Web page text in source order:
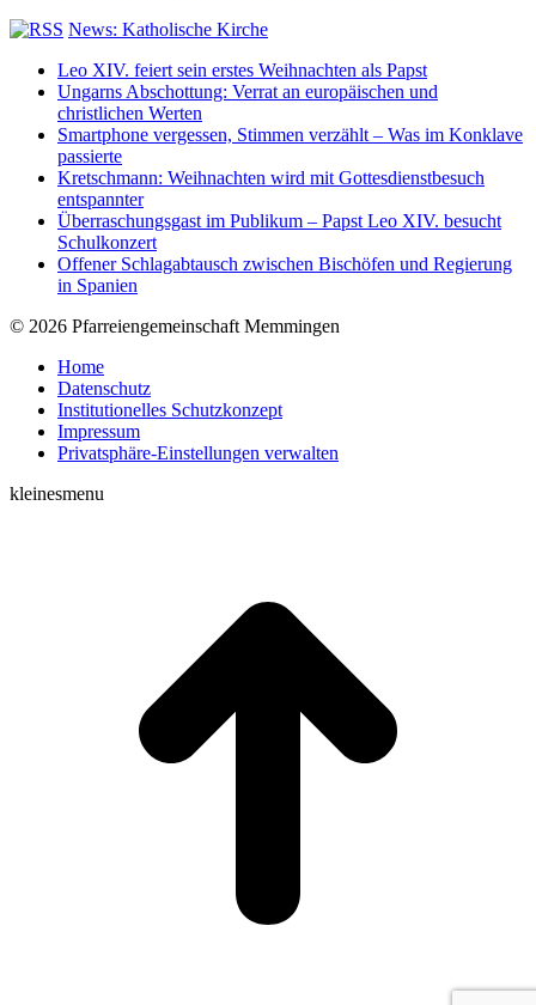
News: Katholische Kirche
Leo XIV. feiert sein erstes Weihnachten als Papst
Ungarns Abschottung: Verrat an europäischen und
christlichen Werten
Smartphone vergessen, Stimmen verzählt – Was im Konklave
passierte
Kretschmann: Weihnachten wird mit Gottesdienstbesuch
entspannter
Überraschungsgast im Publikum – Papst Leo XIV. besucht
Schulkonzert
Offener Schlagabtausch zwischen Bischöfen und Regierung
in Spanien
© 2026 Pfarreiengemeinschaft Memmingen
Home
Datenschutz
Institutionelles Schutzkonzept
Impressum
Privatsphäre-Einstellungen verwalten
kleinesmenu